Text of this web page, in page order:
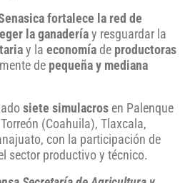
fortalece la red de
la ganadería y resguardar la
y la economía de productoras
de pequeña y mediana
siete simulacros en Palenque
(Coahuila), Tlaxcala,
con la participación de
sector productivo y técnico.